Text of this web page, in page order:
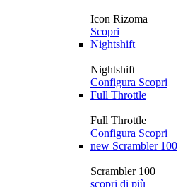
Icon Rizoma
Scopri
Nightshift
Nightshift
Configura Scopri
Full Throttle
Full Throttle
Configura Scopri
new Scrambler 100
Scrambler 100
scopri di più